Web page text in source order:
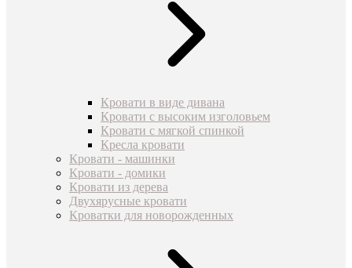
Кровати в виде дивана
Кровати с высоким изголовьем
Кровати с мягкой спинкой
Кресла кровати
Кровати - машинки
Кровати - домики
Кровати из дерева
Двухярусные кровати
Кроватки для новорожденных